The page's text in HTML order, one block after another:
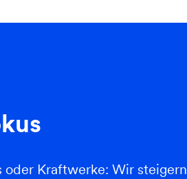
oder Kraftwerke: Wir steigern